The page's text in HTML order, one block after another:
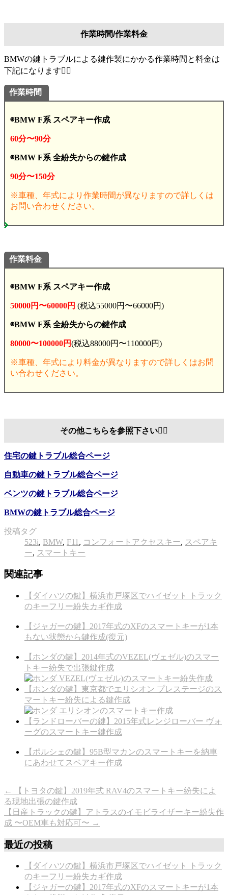
作業時間/作業料金
BMWの鍵トラブルによる鍵作製にかかる作業時間と料金は
下記になります💁‍♂️
作業時間
◉BMW F系 スペアキー作成
60分〜90分
◉BMW F系 全紛失からの鍵作成
90分〜150分
※車種、年式により作業時間が異なりますので詳しくは
お問い合わせください。
作業料金
◉BMW F系 スペアキー作成
50000円〜60000円 (税込55000円〜66000円)
◉BMW F系 全紛失からの鍵作成
80000〜100000円(税込88000円〜110000円)
※車種、年式により料金が異なりますので詳しくはお問
い合わせください。
その他こちらを参照下さい💁‍♂️
住宅の鍵トラブル総合ページ
自動車の鍵トラブル総合ページ
ベンツの鍵トラブル総合ページ
BMWの鍵トラブル総合ページ
投稿タグ
523i, BMW, F11 , コンフォートアクセスキー, スペアキ
ー, スマートキー
関連記事
【ダイハツの鍵】横浜市戸塚区でハイゼット トラック
のキーフリー紛失カギ作成
【ジャガーの鍵】2017年式のXFのスマートキーが1本
もない状態から鍵作成(復元)
【ホンダの鍵】2014年式のVEZEL(ヴェゼル)のスマー
トキー紛失で出張鍵作成
【ホンダの鍵】東京都でエリシオン プレステージのス
マートキー紛失による鍵作成
【ランドローバーの鍵】2015年式レンジローバー ヴォ
ーグのスマートキー鍵作成
【ポルシェの鍵】95B型マカンのスマートキーを納車
にあわせてスペアキー作成
←
【トヨタの鍵】2019年式 RAV4のスマートキー紛失によ
る現地出張の鍵作成
【日産トラックの鍵】アトラスのイモビライザーキー紛失作
成 〜OEM車も対応可〜 →
最近の投稿
【ダイハツの鍵】横浜市戸塚区でハイゼット トラック
のキーフリー紛失カギ作成
【ジャガーの鍵】2017年式のXFのスマートキーが1本